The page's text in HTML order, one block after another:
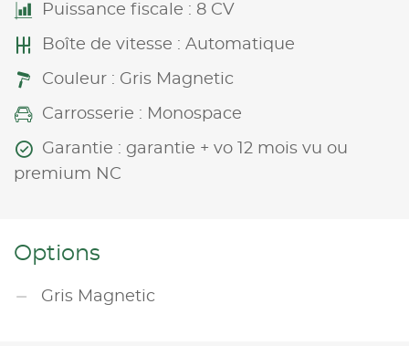
Puissance fiscale : 8 CV
Boîte de vitesse : Automatique
Couleur : Gris Magnetic
Carrosserie : Monospace
Garantie : garantie + vo 12 mois vu ou
premium NC
Options
Gris Magnetic